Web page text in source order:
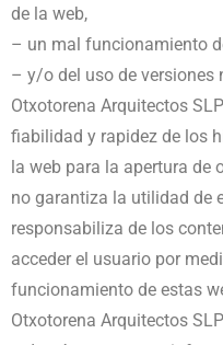
de la web,
– un mal funcionamiento
– y/o del uso de versiones
Otxotorena Arquitectos
fiabilidad y rapidez de los
la web para la apertura de
no garantiza la utilidad de
responsabiliza de los
acceder el usuario por
funcionamiento de estas
Otxotorena Arquitectos